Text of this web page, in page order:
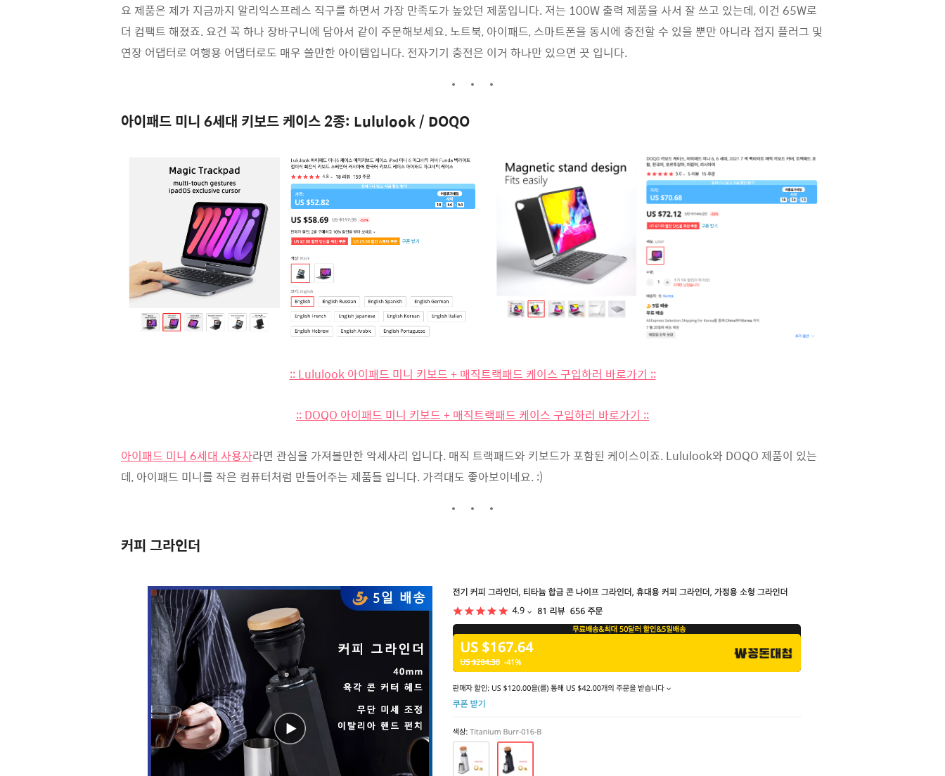
요 제품은 제가 지금까지 알리익스프레스 직구를 하면서 가장 만족도가 높았던 제품입니다. 저는 100W 출력 제품을 사서 잘 쓰고 있는데, 이건 65W로
더 컴팩트 해졌죠. 요건 꼭 하나 장바구니에 담아서 같이 주문해보세요. 노트북, 아이패드, 스마트폰을 동시에 충전할 수 있을 뿐만 아니라 접지 플러그 및
연장 어댑터로 여행용 어댑터로도 매우 쓸만한 아이템입니다. 전자기기 충전은 이거 하나만 있으면 끗 입니다.
아이패드 미니 6세대 키보드 케이스 2종: Lululook / DOQO
:: Lululook 아이패드 미니 키보드 + 매직트랙패드 케이스 구입하러 바로가기 ::
:: DOQO 아이패드 미니 키보드 + 매직트랙패드 케이스 구입하러 바로가기 ::
아이패드 미니 6세대 사용자라면 관심을 가져볼만한 악세사리 입니다. 매직 트랙패드와 키보드가 포함된 케이스이죠. Lululook와 DOQO 제품이 있는
데, 아이패드 미니를 작은 컴퓨터처럼 만들어주는 제품들 입니다. 가격대도 좋아보이네요. :)
커피 그라인더